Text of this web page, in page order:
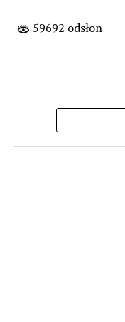
59692 odsłon